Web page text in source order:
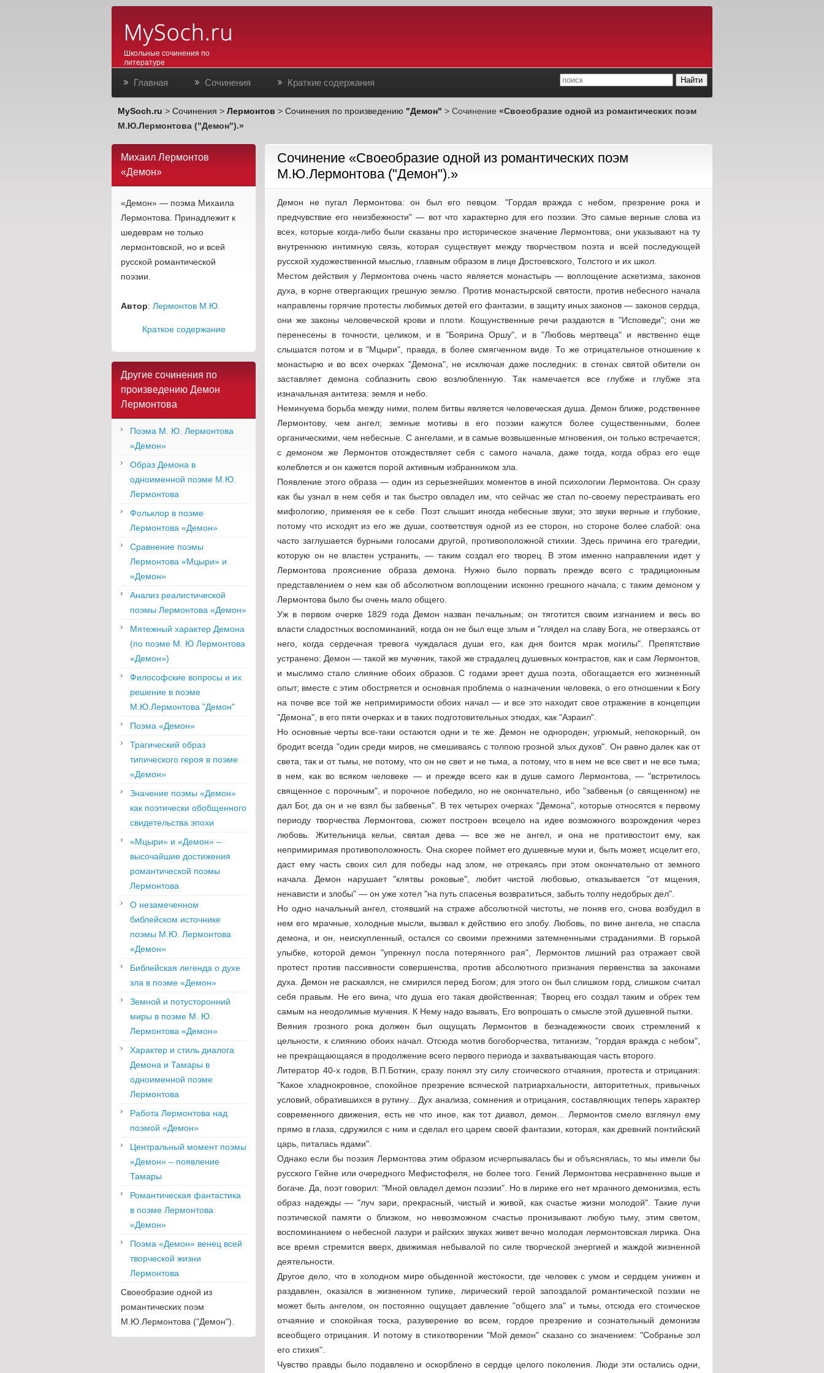
Школьные сочинения по
литературе
Главная Сочинения Краткие содержания
MySoch.ru > Сочинения > Лермонтов > Сочинения по произведению "Демон" > Сочинение «Своеобразие одной из романтических поэм
М.Ю.Лермонтова ("Демон").»
Михаил Лермонтов
«Демон»
«Демон» — поэма Михаила
Лермонтова. Принадлежит к
шедеврам не только
лермонтовской, но и всей
русской романтической
поэзии.
Автор: Лермонтов М.Ю.
Краткое содержание
Другие сочинения по
произведению Демон
Лермонтова
Поэма М. Ю. Лермонтова
«Демон»
Образ Демона в
одноименной поэме М.Ю.
Лермонтова
Фольклор в поэме
Лермонтова «Демон»
Сравнение поэмы
Лермонтова «Мцыри» и
«Демон»
Анализ реалистической
поэмы Лермонтова «Демон»
Мятежный характер Демона
(по поэме М. Ю Лермонтова
«Демон»)
Философские вопросы и их
решение в поэме
М.Ю.Лермонтова "Демон"
Поэма «Демон»
Трагический образ
типического героя в поэме
«Демон»
Значение поэмы «Демон»
как поэтически обобщенного
свидетельства эпохи
«Мцыри» и «Демон» –
высочайшие достижения
романтической поэмы
Лермонтова
О незамеченном
библейском источнике
поэмы М.Ю. Лермонтова
«Демон»
Библейская легенда о духе
зла в поэме «Демон»
Земной и потусторонний
миры в поэме М. Ю.
Лермонтова «Демон»
Характер и стиль диалога
Демона и Тамары в
одноименной поэме
Лермонтова
Работа Лермонтова над
поэмой «Демон»
Центральный момент поэмы
«Демон» – появление
Тамары
Романтическая фантастика
в поэме Лермонтова
«Демон»
Поэма «Демон» венец всей
творческой жизни
Лермонтова
Своеобразие одной из
романтических поэм
М.Ю.Лермонтова ("Демон").
Cочинение «Своеобразие одной из романтических поэм
М.Ю.Лермонтова ("Демон").»
Демон не пугал Лермонтова: он был его певцом. "Гордая вражда с небом, презрение рока и
предчувствие его неизбежности" — вот что характерно для его поэзии. Это самые верные слова из
всех, которые когда-либо были сказаны про историческое значение Лермонтова; они указывают на ту
внутреннюю интимную связь, которая существует между творчеством поэта и всей последующей
русской художественной мыслью, главным образом в лице Достоевского, Толстого и их школ.
Местом действия у Лермонтова очень часто является монастырь — воплощение аскетизма, законов
духа, в корне отвергающих грешную землю. Против монастырской святости, против небесного начала
направлены горячие протесты любимых детей его фантазии, в защиту иных законов — законов сердца,
они же законы человеческой крови и плоти. Кощунственные речи раздаются в "Исповеди"; они же
перенесены в точности, целиком, и в "Боярина Оршу", и в "Любовь мертвеца" и явственно еще
слышатся потом и в "Мцыри", правда, в более смягченном виде. То же отрицательное отношение к
монастырю и во всех очерках "Демона", не исключая даже последних: в стенах святой обители он
заставляет демона соблазнить свою возлюбленную. Так намечается все глубже и глубже эта
изначальная антитеза: земля и небо.
Неминуема борьба между ними, полем битвы является человеческая душа. Демон ближе, родственнее
Лермонтову, чем ангел; земные мотивы в его поэзии кажутся более существенными, более
органическими, чем небесные. С ангелами, и в самые возвышенные мгновения, он только встречается;
с демоном же Лермонтов отождествляет себя с самого начала, даже тогда, когда образ его еще
колеблется и он кажется порой активным избранником зла.
Появление этого образа — один из серьезнейших моментов в иной психологии Лермонтова. Он сразу
как бы узнал в нем себя и так быстро овладел им, что сейчас же стал по-своему перестраивать его
мифологию, применяя ее к себе. Поэт слышит иногда небесные звуки; это звуки верные и глубокие,
потому что исходят из его же души, соответствуя одной из ее сторон, но стороне более слабой: она
часто заглушается бурными голосами другой, противоположной стихии. Здесь причина его трагедии,
которую он не властен устранить, — таким создал его творец. В этом именно направлении идет у
Лермонтова прояснение образа демона. Нужно было порвать прежде всего с традиционным
представлением о нем как об абсолютном воплощении исконно грешного начала; с таким демоном у
Лермонтова было бы очень мало общего.
Уж в первом очерке 1829 года Демон назван печальным; он тяготится своим изгнанием и весь во
власти сладостных воспоминаний, когда он не был еще злым и "глядел на славу Бога, не отверзаясь от
него, когда сердечная тревога чуждалася души его, как дня боится мрак могилы". Препятствие
устранено: Демон — такой же мученик, такой же страдалец душевных контрастов, как и сам Лермонтов,
и мыслимо стало слияние обоих образов. С годами зреет душа поэта, обогащается его жизненный
опыт; вместе с этим обостряется и основная проблема о назначении человека, о его отношении к Богу
на почве все той же непримиримости обоих начал — и все это находит свое отражение в концепции
"Демона", в его пяти очерках и в таких подготовительных этюдах, как "Азраил".
Но основные черты все-таки остаются одни и те же. Демон не однороден; угрюмый, непокорный, он
бродит всегда "один среди миров, не смешиваясь с толпою грозной злых духов". Он равно далек как от
света, так и от тьмы, не потому, что он не свет и не тьма, а потому, что в нем не все свет и не все тьма;
в нем, как во всяком человеке — и прежде всего как в душе самого Лермонтова, — "встретилось
священное с порочным", и порочное победило, но не окончательно, ибо "забвенья (о священном) не
дал Бог, да он и не взял бы забвенья". В тех четырех очерках "Демона", которые относятся к первому
периоду творчества Лермонтова, сюжет построен всецело на идее возможного возрождения через
любовь. Жительница кельи, святая дева — все же не ангел, и она не противостоит ему, как
непримиримая противоположность. Она скорее поймет его душевные муки и, быть может, исцелит его,
даст ему часть своих сил для победы над злом, не отрекаясь при этом окончательно от земного
начала. Демон нарушает "клятвы роковые", любит чистой любовью, отказывается "от мщения,
ненависти и злобы" — он уже хотел "на путь спасенья возвратиться, забыть толпу недобрых дел".
Но одно начальный ангел, стоявший на страже абсолютной чистоты, не поняв его, снова возбудил в
нем его мрачные, холодные мысли, вызвал к действию его злобу. Любовь, по вине ангела, не спасла
демона, и он, неискупленный, остался со своими прежними затемненными страданиями. В горькой
улыбке, которой демон "упрекнул посла потерянного рая", Лермонтов лишний раз отражает свой
протест против пассивности совершенства, против абсолютного признания первенства за законами
духа. Демон не раскаялся, не смирился перед Богом; для этого он был слишком горд, слишком считал
себя правым. Не его вина, что душа его такая двойственная; Творец его создал таким и обрек тем
самым на неодолимые мучения. К Нему надо взывать, Его вопрошать о смысле этой душевной пытки.
Веяния грозного рока должен был ощущать Лермонтов в безнадежности своих стремлений к
цельности, к слиянию обоих начал. Отсюда мотив богоборчества, титанизм, "гордая вражда с небом",
не прекращающаяся в продолжение всего первого периода и захватывающая часть второго.
Литератор 40-х годов, В.П.Боткин, сразу понял эту силу стоического отчаяния, протеста и отрицания:
"Какое хладнокровное, спокойное презрение всяческой патриархальности, авторитетных, привычных
условий, обратившихся в рутину... Дух анализа, сомнения и отрицания, составляющих теперь характер
современного движения, есть не что иное, как тот диавол, демон... Лермонтов смело взглянул ему
прямо в глаза, сдружился с ним и сделал его царем своей фантазии, которая, как древний понтийский
царь, питалась ядами".
Однако если бы поэзия Лермонтова этим образом исчерпывалась бы и объяснялась, то мы имели бы
русского Гейне или очередного Мефистофеля, не более того. Гений Лермонтова несравненно выше и
богаче. Да, поэт говорил: "Мной овладел демон поэзии". Но в лирике его нет мрачного демонизма, есть
образ надежды — "луч зари, прекрасный, чистый и живой, как счастье жизни молодой". Такие лучи
поэтической памяти о близком, но невозможном счастье пронизывают любую тьму, этим светом,
воспоминанием о небесной лазури и райских звуках живет вечно молодая лермонтовская лирика. Она
все время стремится вверх, движимая небывалой по силе творческой энергией и жаждой жизненной
деятельности.
Другое дело, что в холодном мире обыденной жестокости, где человек с умом и сердцем унижен и
раздавлен, оказался в жизненном тупике, лирический герой запоздалой романтической поэзии не
может быть ангелом, он постоянно ощущает давление "общего зла" и тьмы, отсюда его стоическое
отчаяние и спокойная тоска, разуверение во всем, гордое презрение и сознательный демонизм
всеобщего отрицания. И потому в стихотворении "Мой демон" сказано со значением: "Собранье зол
его стихия".
Чувство правды было подавлено и оскорблено в сердце целого поколения. Люди эти остались одни,